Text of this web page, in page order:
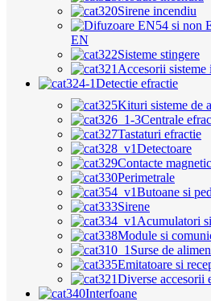
Sirene incendiu
EN
Sisteme stingere
Accesorii sisteme
Detectie efractie
Kituri sisteme de
Centrale
Tastaturi efractie
Detectoare
Contacte
Perimetrale
Butoane si
Sirene
Acumulatori
Module si
Surse de
Emitatoare si
Diverse accesorii
Interfoane